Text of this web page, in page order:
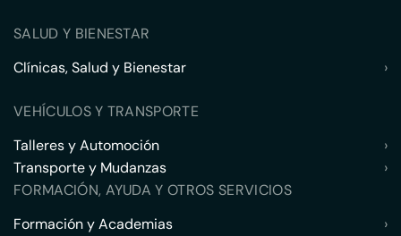
SALUD Y BIENESTAR
Clínicas, Salud y Bienestar
›
VEHÍCULOS Y TRANSPORTE
Talleres y Automoción
›
Transporte y Mudanzas
›
FORMACIÓN, AYUDA Y OTROS SERVICIOS
Formación y Academias
›